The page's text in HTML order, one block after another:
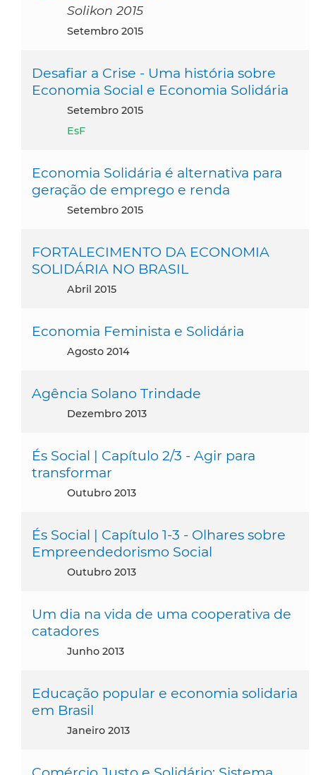
Solikon 2015
setembro 2015
Desafiar a Crise - Uma história sobre
Economia Social e Economia Solidária
setembro 2015
EsF
Economia Solidária é alternativa para
geração de emprego e renda
setembro 2015
FORTALECIMENTO DA ECONOMIA
SOLIDÁRIA NO BRASIL
abril 2015
Economia Feminista e Solidária
agosto 2014
Agência Solano Trindade
dezembro 2013
És Social | Capítulo 2/3 - Agir para
transformar
outubro 2013
És Social | Capítulo 1-3 - Olhares sobre
Empreendedorismo Social
outubro 2013
Um dia na vida de uma cooperativa de
catadores
junho 2013
Educação popular e economia solidaria
em Brasil
janeiro 2013